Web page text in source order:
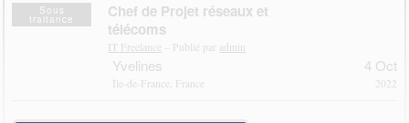
Sous
traitance
Chef de Projet réseaux et
télécoms
IT Freelance – Publié par admin
Yvelines
Île-de-France, France
4 Oct
2022